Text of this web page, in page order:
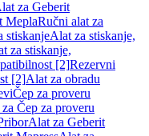
za Geberit
MeplaRučni alat za
stiskanjeAlat za stiskanje,
za stiskanje,
[2]Rezervni
[2]Alat za obradu
Čep za proveru
Čep za proveru
Alat za Geberit